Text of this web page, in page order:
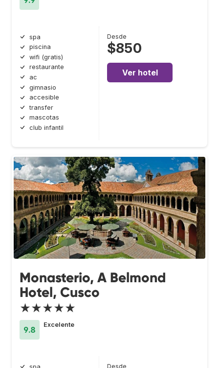
spa
piscina
wifi (gratis)
restaurante
ac
gimnasio
accesible
transfer
mascotas
club infantil
Desde
$850
Ver hotel
Monasterio, A Belmond
Hotel, Cusco
★★★★★
9.8
Excelente
Desde